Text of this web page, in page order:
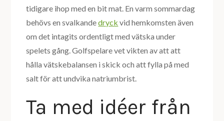
tidigare ihop med en bit mat. En varm sommardag
behövs en svalkandedryck vid hemkomsten även
om det intagits ordentligt med vätska under
spelets gång. Golfspelare vet vikten av att att
hålla vätskebalansen i skick och att fylla på med
salt för att undvika natriumbrist.
Ta med idéer från